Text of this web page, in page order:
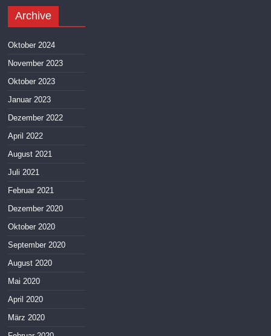
Archive
Oktober 2024
November 2023
Oktober 2023
Januar 2023
Dezember 2022
April 2022
August 2021
Juli 2021
Februar 2021
Dezember 2020
Oktober 2020
September 2020
August 2020
Mai 2020
April 2020
März 2020